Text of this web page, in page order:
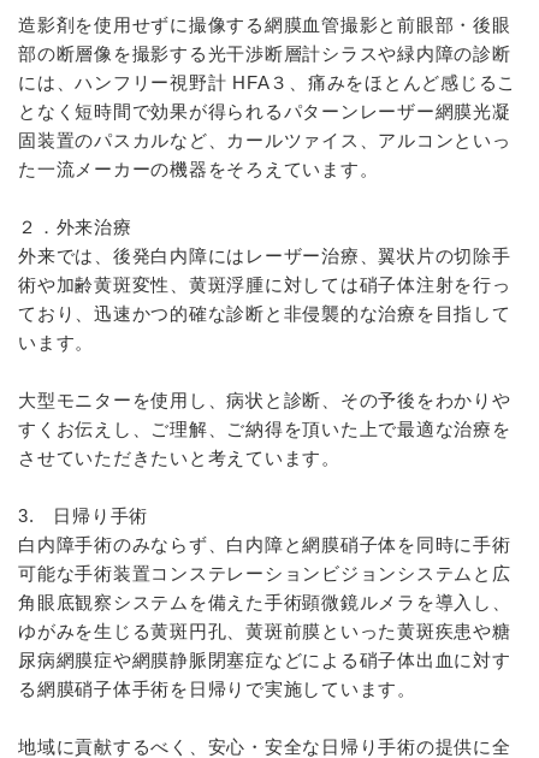
造影剤を使用せずに撮像する網膜血管撮影と前眼部・後眼
部の断層像を撮影する光干渉断層計シラスや緑内障の診断
には、ハンフリー視野計 HFA３、痛みをほとんど感じるこ
となく短時間で効果が得られるパターンレーザー網膜光凝
固装置のパスカルなど、カールツァイス、アルコンといっ
た一流メーカーの機器をそろえています。
２．外来治療
外来では、後発白内障にはレーザー治療、翼状片の切除手
術や加齢黄斑変性、黄斑浮腫に対しては硝子体注射を行っ
ており、迅速かつ的確な診断と非侵襲的な治療を目指して
います。
大型モニターを使用し、病状と診断、その予後をわかりや
すくお伝えし、ご理解、ご納得を頂いた上で最適な治療を
させていただきたいと考えています。
3. 日帰り手術
白内障手術のみならず、白内障と網膜硝子体を同時に手術
可能な手術装置コンステレーションビジョンシステムと広
角眼底観察システムを備えた手術顕微鏡ルメラを導入し、
ゆがみを生じる黄斑円孔、黄斑前膜といった黄斑疾患や糖
尿病網膜症や網膜静脈閉塞症などによる硝子体出血に対す
る網膜硝子体手術を日帰りで実施しています。
地域に貢献するべく、安心・安全な日帰り手術の提供に全